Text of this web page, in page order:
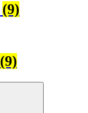
(9)
(9)